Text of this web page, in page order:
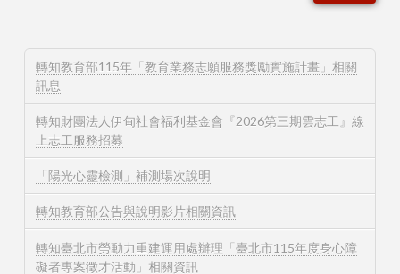
轉知教育部115年「教育業務志願服務獎勵實施計畫」相關
訊息
轉知財團法人伊甸社會福利基金會『2026第三期雲志工』線
上志工服務招募
「陽光心靈檢測」補測場次說明
轉知教育部公告與說明影片相關資訊
轉知臺北市勞動力重建運用處辦理「臺北市115年度身心障
礙者專案徵才活動」相關資訊